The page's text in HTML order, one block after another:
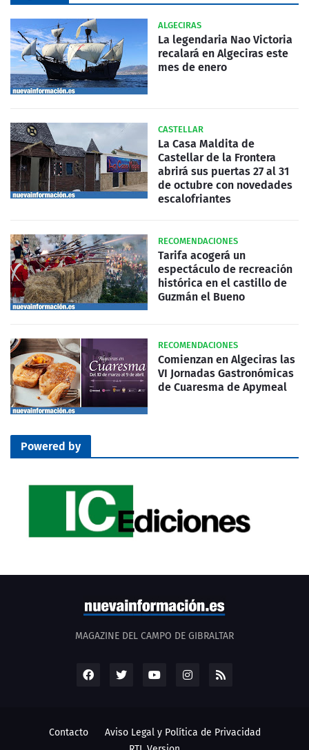
ALGECIRAS
La legendaria Nao Victoria
recalará en Algeciras este
mes de enero
CASTELLAR
La Casa Maldita de
Castellar de la Frontera
abrirá sus puertas 27 al 31
de octubre con novedades
escalofriantes
RECOMENDACIONES
Tarifa acogerá un
espectáculo de recreación
histórica en el castillo de
Guzmán el Bueno
RECOMENDACIONES
Comienzan en Algeciras las
VI Jornadas Gastronómicas
de Cuaresma de Apymeal
Powered by
MAGAZINE DEL CAMPO DE GIBRALTAR
Contacto
Aviso Legal y Política de Privacidad